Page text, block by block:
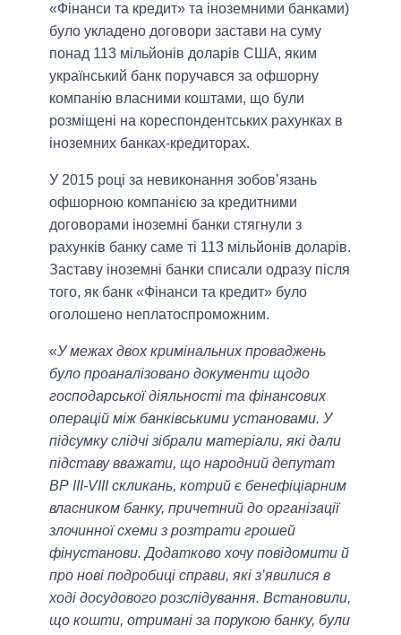
«Фінанси та кредит» та іноземними банками)
було укладено договори застави на суму
понад 113 мільйонів доларів США, яким
український банк поручався за офшорну
компанію власними коштами, що були
розміщені на кореспондентських рахунках в
іноземних банках-кредиторах.
У 2015 році за невиконання зобов’язань
офшорною компанією за кредитними
договорами іноземні банки стягнули з
рахунків банку саме ті 113 мільйонів доларів.
Заставу іноземні банки списали одразу після
того, як банк «Фінанси та кредит» було
оголошено неплатоспроможним.
«У межах двох кримінальних проваджень
було проаналізовано документи щодо
господарської діяльності та фінансових
операцій між банківськими установами. У
підсумку слідчі зібрали матеріали, які дали
підставу вважати, що народний депутат
ВР ІІІ-VIII скликань, котрий є бенефіціарним
власником банку, причетний до організації
злочинної схеми з розтрати грошей
фінустанови. Додатково хочу повідомити й
про нові подробиці справи, які з’явилися в
ході досудового розслідування. Встановили,
що кошти, отримані за порукою банку, були